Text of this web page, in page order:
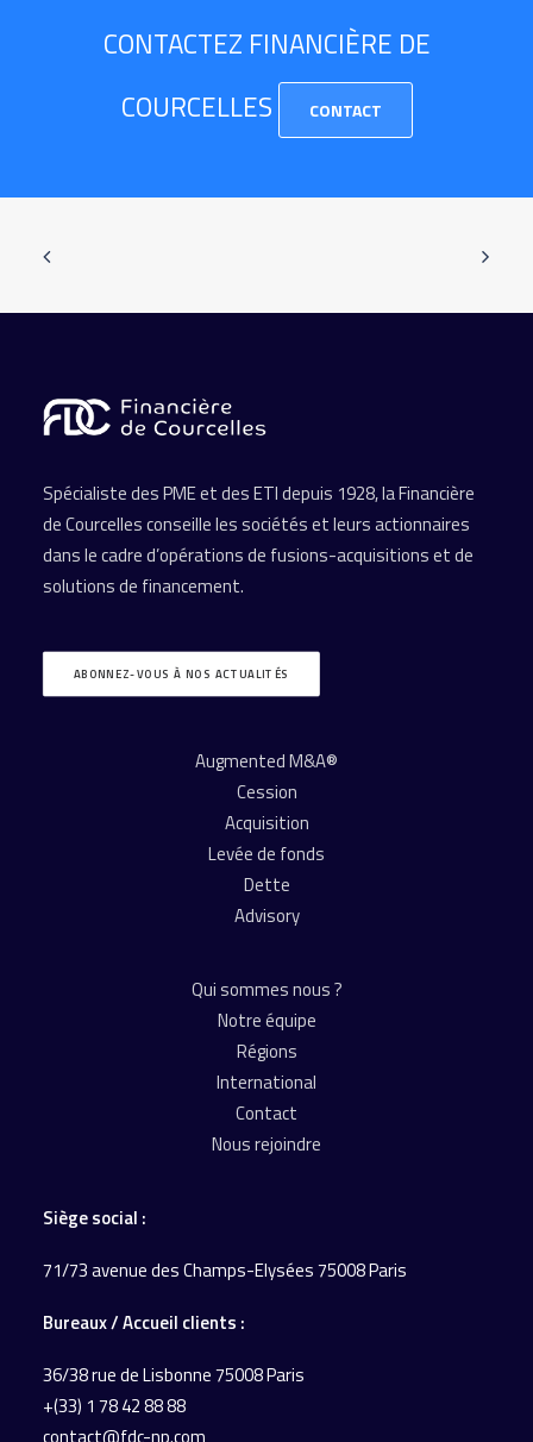
CONTACTEZ FINANCIÈRE DE
COURCELLES
CONTACT
Spécialiste des PME et des ETI depuis 1928, la Financière
de Courcelles conseille les sociétés et leurs actionnaires
dans le cadre d’opérations de fusions-acquisitions et de
solutions de financement.
ABONNEZ-VOUS À NOS ACTUALITÉS
Augmented M&A®
Cession
Acquisition
Levée de fonds
Dette
Advisory
Qui sommes nous ?
Notre équipe
Régions
International
Contact
Nous rejoindre
Siège social :
71/73 avenue des Champs-Elysées 75008 Paris
Bureaux / Accueil clients :
36/38 rue de Lisbonne75008 Paris
+(33) 1 78 42 88 88